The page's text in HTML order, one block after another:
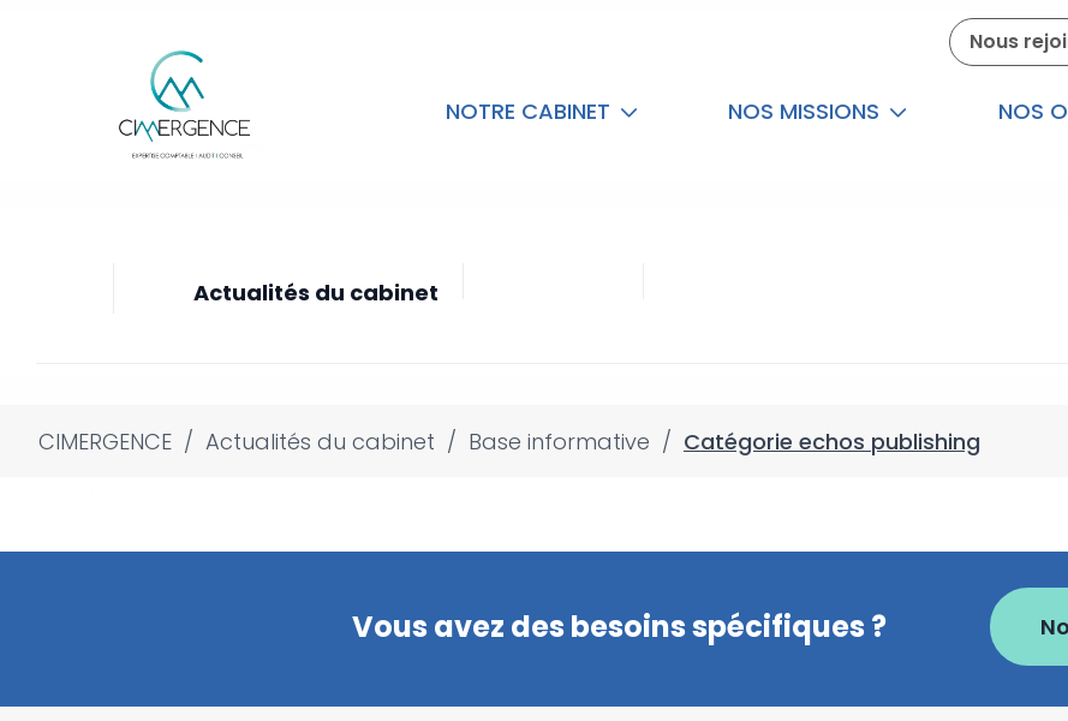
Nous
NOTRE CABINET NOS MISSIONS NOS
Actualités du cabinet
CIMERGENCE / Actualités du cabinet / Base informative / Catégorie echos publishing
Vous avez des besoins spécifiques ?